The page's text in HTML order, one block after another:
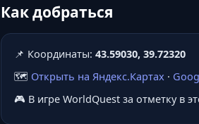
Как добраться
📌 Координаты: 43.59030, 39.72320
🗺️ Открыть на Яндекс.Картах ·
🎮 В игре WorldQuest за отметку в